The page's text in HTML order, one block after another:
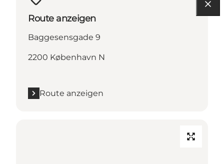
Route anzeigen
Baggesensgade 9
2200 København N
Route anzeigen